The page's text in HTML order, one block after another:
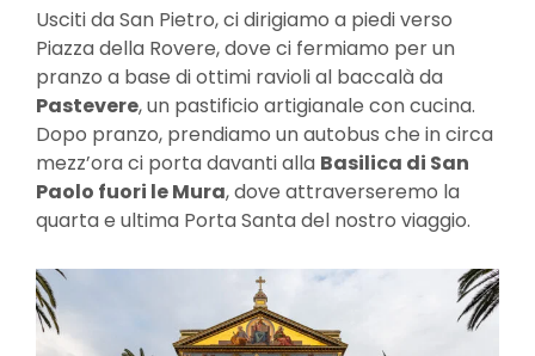
Usciti da San Pietro, ci dirigiamo a piedi verso
Piazza della Rovere, dove ci fermiamo per un
pranzo a base di ottimi ravioli al baccalà da
Pastevere, un pastificio artigianale con cucina.
Dopo pranzo, prendiamo un autobus che in circa
mezz’ora ci porta davanti alla Basilica di San
Paolo fuori le Mura, dove attraverseremo la
quarta e ultima Porta Santa del nostro viaggio.